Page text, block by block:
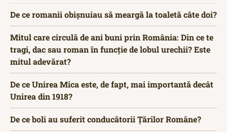
De ce romanii obișnuiau să meargă la toaletă câte doi?
Mitul care circulă de ani buni prin România: Din ce te
tragi, dac sau roman în funcție de lobul urechii? Este
mitul adevărat?
De ce Unirea Mica este, de fapt, mai importantă decât
Unirea din 1918?
De ce boli au suferit conducătorii Țărilor Române?